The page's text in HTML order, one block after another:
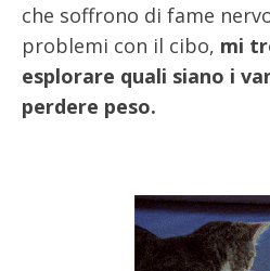
che soffrono di fame
problemi con il cibo, mi
esplorare quali siano i
perdere peso.